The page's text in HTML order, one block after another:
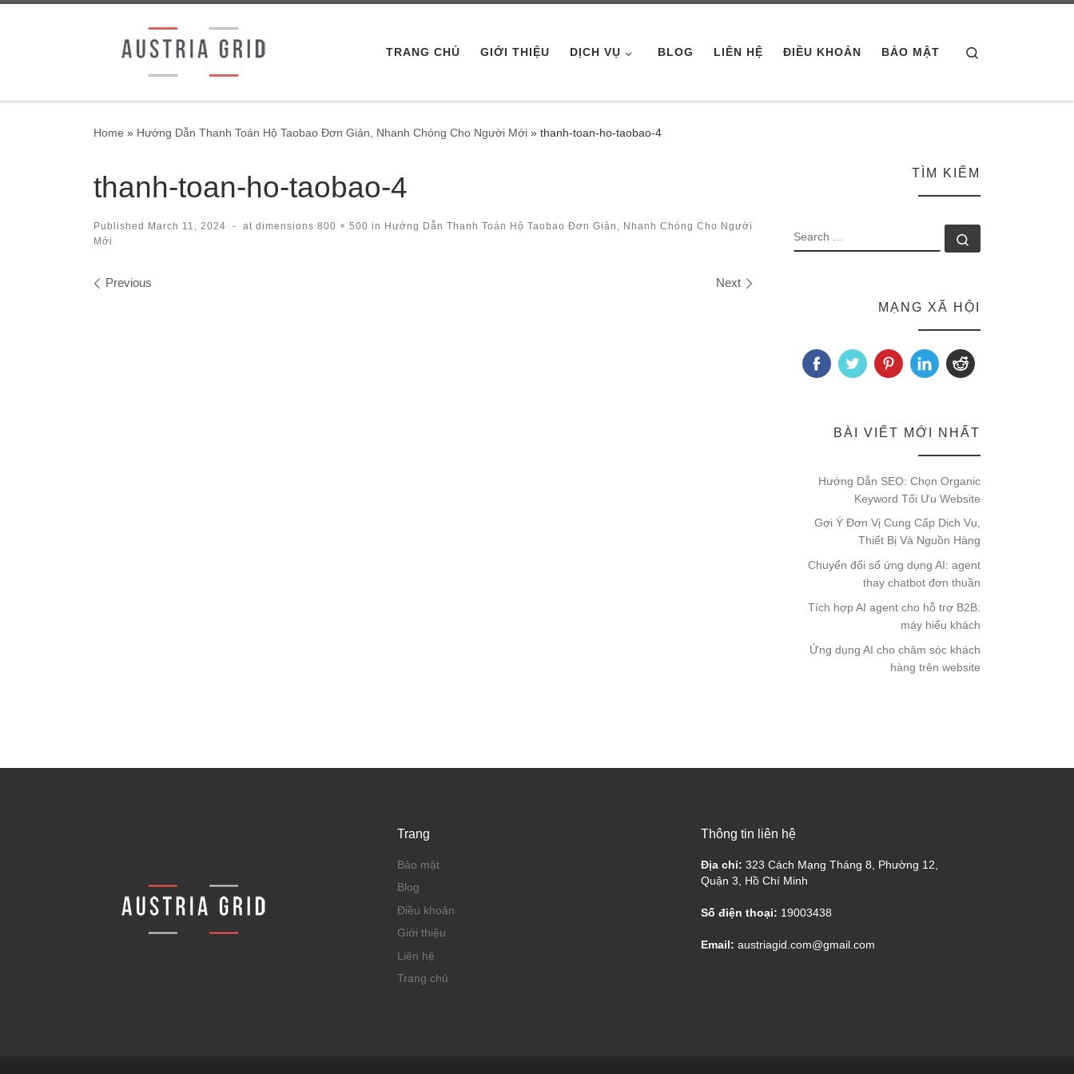
TRANG CHỦ GIỚI THIỆU DỊCH VỤ BLOG LIÊN HỆ ĐIỀU KHOẢN BẢO MẬT
Home » Hướng Dẫn Thanh Toán Hộ Taobao Đơn Giản, Nhanh Chóng Cho Người Mới » thanh-toan-ho-taobao-4
thanh-toan-ho-taobao-4
Published March 11, 2024 - at dimensions 800 × 500 in Hướng Dẫn Thanh Toán Hộ Taobao Đơn Giản, Nhanh Chóng Cho Người
Mới
Images navigation
Previous Next
TÌM KIẾM
SEARCH
MẠNG XÃ HỘI
BÀI VIẾT MỚI NHẤT
Hướng Dẫn SEO: Chọn Organic
Keyword Tối Ưu Website
Gợi Ý Đơn Vị Cung Cấp Dịch Vụ,
Thiết Bị Và Nguồn Hàng
Chuyển đổi số ứng dụng AI: agent
thay chatbot đơn thuần
Tích hợp AI agent cho hỗ trợ B2B:
máy hiểu khách
Ứng dụng AI cho chăm sóc khách
hàng trên website
Trang
Bảo mật
Blog
Điều khoản
Giới thiệu
Liên hệ
Trang chủ
Thông tin liên hệ
Địa chỉ: 323 Cách Mạng Tháng 8, Phường 12,
Quận 3, Hồ Chí Minh
Số điện thoại: 19003438
Email: austriagid.com@gmail.com